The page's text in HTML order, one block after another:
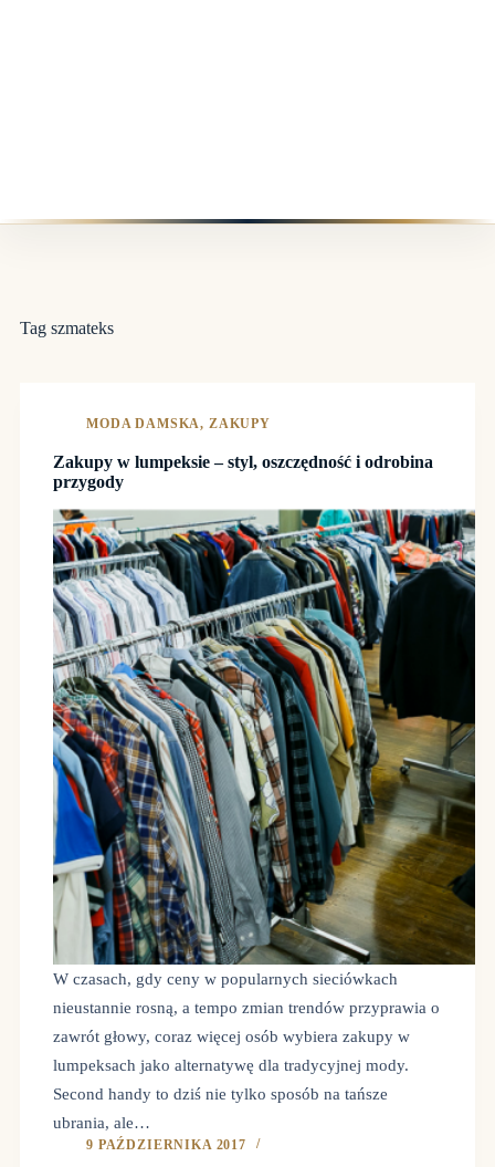
Tag szmateks
MODA DAMSKA, ZAKUPY
Zakupy w lumpeksie – styl, oszczędność i odrobina
przygody
W czasach, gdy ceny w popularnych sieciówkach
nieustannie rosną, a tempo zmian trendów przyprawia o
zawrót głowy, coraz więcej osób wybiera zakupy w
lumpeksach jako alternatywę dla tradycyjnej mody.
Second handy to dziś nie tylko sposób na tańsze
ubrania, ale…
9 PAŹDZIERNIKA 2017